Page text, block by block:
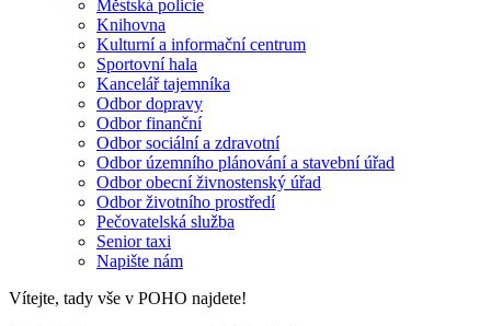
Městská policie
Knihovna
Kulturní a informační centrum
Sportovní hala
Kancelář tajemníka
Odbor dopravy
Odbor finanční
Odbor sociální a zdravotní
Odbor územního plánování a stavební úřad
Odbor obecní živnostenský úřad
Odbor životního prostředí
Pečovatelská služba
Senior taxi
Napište nám
Vítejte, tady vše v POHO najdete!